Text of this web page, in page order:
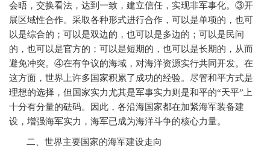
会晤，交换看法，达到一致，建立信任，实现非军事化。③开
展区域性合作。采取各种形式进行合作，可以是单项的，也可
以是综合的；可以是双边的，也可以是多边的；可以是民问
的，也可以是官方的；可以是短期的，也可以是长期的，从而
避免冲突。④在有争议的海域，对海洋资源实行共同开发。在
这方面，世界上许多国家积累了成功的经验。尽管和平方式是
理想的选择，但国家实力尤其是军事实力则是和平的“天平”上
十分有分量的砝码。因此，各沿海国家都在加紧海军装备建
设，增强海军实力，海军已成为海洋斗争的核心力量。
二、世界主要国家的海军建设走向